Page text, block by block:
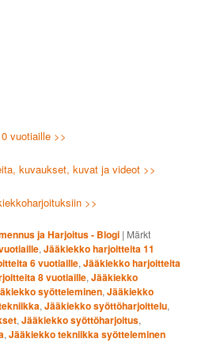
vuotiaille >>
kuvaukset, kuvat ja videot >>
>>
ja Harjoitus - Blogi | Märkt
,Jääkiekko harjoitteita 11
6 vuotiaille,Jääkiekko harjoitteita
8 vuotiaille,Jääkiekko
syötteleminen,Jääkiekko
,Jääkiekko syöttöharjoittelu,
,Jääkiekko syöttöharjoitus,
,Jääkiekko tekniikka syötteleminen